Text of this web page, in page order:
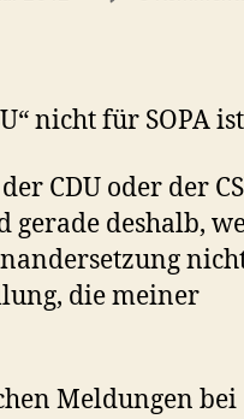
nicht für SOPA ist
CDU oder der
gerade deshalb,
die meiner
Meldungen bei